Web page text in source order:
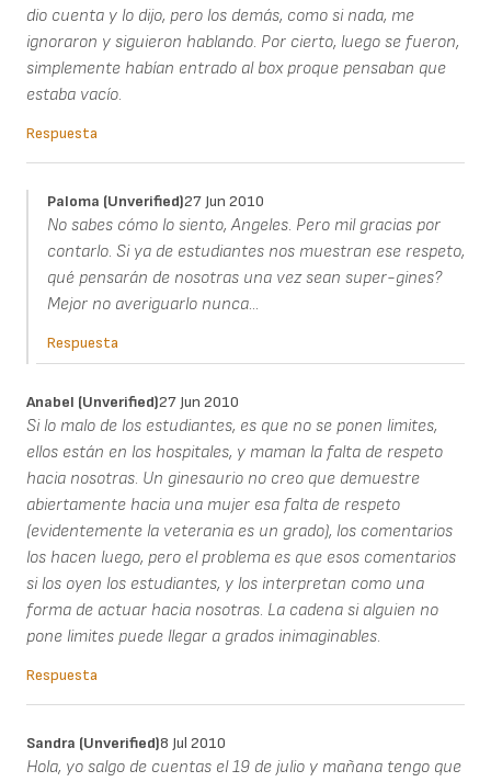
dio cuenta y lo dijo, pero los demás, como si nada, me
ignoraron y siguieron hablando. Por cierto, luego se fueron,
simplemente habían entrado al box proque pensaban que
estaba vacío.
Respuesta
Paloma (unverified)27 Jun 2010
No sabes cómo lo siento, Angeles. Pero mil gracias por
contarlo. Si ya de estudiantes nos muestran ese respeto,
qué pensarán de nosotras una vez sean super-gines?
Mejor no averiguarlo nunca...
Respuesta
Anabel (unverified)27 Jun 2010
Si lo malo de los estudiantes, es que no se ponen limites,
ellos están en los hospitales, y maman la falta de respeto
hacia nosotras. Un ginesaurio no creo que demuestre
abiertamente hacia una mujer esa falta de respeto
(evidentemente la veterania es un grado), los comentarios
los hacen luego, pero el problema es que esos comentarios
si los oyen los estudiantes, y los interpretan como una
forma de actuar hacia nosotras. La cadena si alguien no
pone limites puede llegar a grados inimaginables.
Respuesta
Sandra (unverified)8 Jul 2010
Hola, yo salgo de cuentas el 19 de julio y mañana tengo que